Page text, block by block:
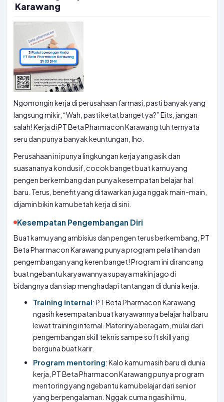
Karawang
Ngomongin kerja di perusahaan farmasi, pasti banyak yang
langsung mikir, “Wah, pasti ketat banget ya?” Eits, jangan
salah! Kerja di PT Beta Pharmacon Karawang tuh ternyata
seru dan punya banyak keuntungan, lho.
Perusahaan ini punya lingkungan kerja yang asik dan
suasananya kondusif, cocok banget buat kamu yang
pengen berkembang dan punya kesempatan belajar hal
baru. Terus, benefit yang ditawarkan juga nggak main-main,
dijamin bikin kamu betah kerja di sini.
Kesempatan Pengembangan Diri
Buat kamu yang ambisius dan pengen terus berkembang, PT
Beta Pharmacon Karawang punya program pelatihan dan
pengembangan yang keren banget! Program ini dirancang
buat ngebantu karyawannya supaya makin jago di
bidangnya dan siap menghadapi tantangan di dunia kerja.
Training internal: PT Beta Pharmacon Karawang
ngasih kesempatan buat karyawannya belajar hal baru
lewat training internal. Materinya beragam, mulai dari
pengembangan skill teknis sampe soft skill yang
berguna buat karir.
Program mentoring: Kalo kamu masih baru di dunia
kerja, PT Beta Pharmacon Karawang punya program
mentoring yang ngebantu kamu belajar dari senior
yang berpengalaman. Nggak cuma ngasih ilmu,